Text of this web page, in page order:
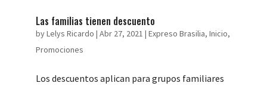
Las familias tienen descuento
byLelys Ricardo | Abr 27, 2021 | Expreso Brasilia, Inicio,
Promociones
Los descuentos aplican para grupos familiares